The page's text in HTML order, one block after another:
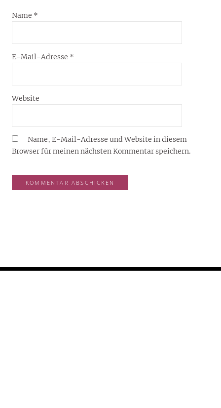
Name *
E-Mail-Adresse *
Website
Name, E-Mail-Adresse und Website in diesem
Browser für meinen nächsten Kommentar speichern.